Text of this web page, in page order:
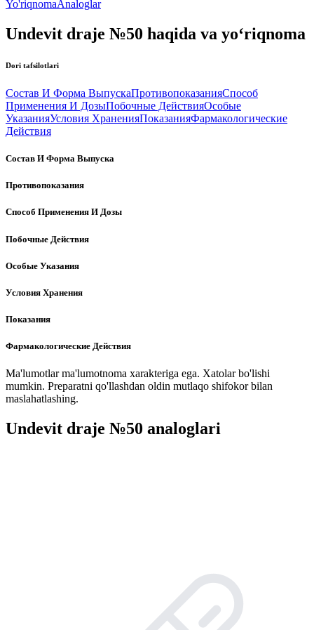
Yo'riqnomaAnaloglar
Undevit draje №50 haqida va yo‘riqnoma
Dori tafsilotlari
Состав И Форма ВыпускаПротивопоказанияСпособ
Применения И ДозыПобочные ДействияОсобые
УказанияУсловия ХраненияПоказанияФармакологические
Действия
Состав И Форма Выпуска
Противопоказания
Способ Применения И Дозы
Побочные Действия
Особые Указания
Условия Хранения
Показания
Фармакологические Действия
Ma'lumotlar ma'lumotnoma xarakteriga ega. Xatolar bo'lishi
mumkin. Preparatni qo'llashdan oldin mutlaqo shifokor bilan
maslahatlashing.
Undevit draje №50 analoglari